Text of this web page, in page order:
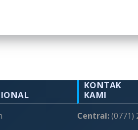
KONTAK
KAMI
Central:(0771)